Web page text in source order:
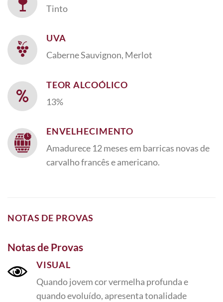
Tinto
UVA
Caberne Sauvignon, Merlot
TEOR ALCOÓLICO
13%
ENVELHECIMENTO
Amadurece 12 meses em barricas novas de
carvalho francês e americano.
NOTAS DE PROVAS
Notas de Provas
VISUAL
Quando jovem cor vermelha profunda e
quando evoluído, apresenta tonalidade